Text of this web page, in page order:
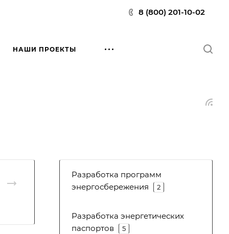
8 (800) 201-10-02
НАШИ ПРОЕКТЫ
Разработка программ
энергосбережения
2
Разработка энергетических
паспортов
5